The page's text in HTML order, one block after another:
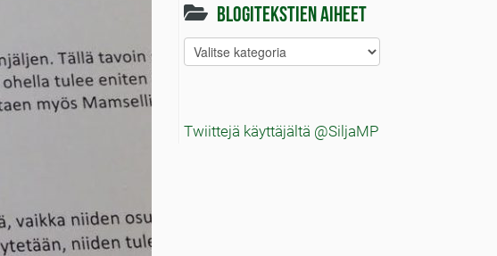
Blogitekstien aiheet
Blogitekstien
aiheet
Twiittejä käyttäjältä @SiljaMP